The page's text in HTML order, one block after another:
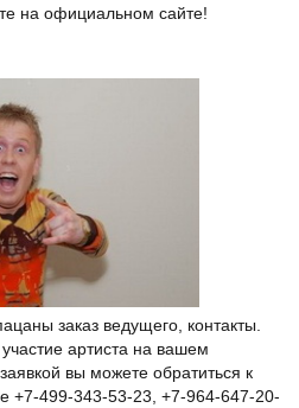
на официальном сайте!
заказ ведущего, контакты.
артиста на вашем
вы можете обратиться к
+7-499-343-53-23, +7-964-647-20-